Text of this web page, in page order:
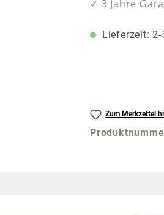
✓ 3 Jahre
Lieferzeit: 2-
Zum Merkzettel